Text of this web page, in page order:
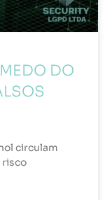
DO
circulam
risco